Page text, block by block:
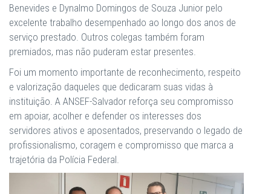
Benevides e Dynalmo Domingos de Souza Junior pelo
excelente trabalho desempenhado ao longo dos anos de
serviço prestado. Outros colegas também foram
premiados, mas não puderam estar presentes.
Foi um momento importante de reconhecimento, respeito
e valorização daqueles que dedicaram suas vidas à
instituição. A ANSEF-Salvador reforça seu compromisso
em apoiar, acolher e defender os interesses dos
servidores ativos e aposentados, preservando o legado de
profissionalismo, coragem e compromisso que marca a
trajetória da Polícia Federal.